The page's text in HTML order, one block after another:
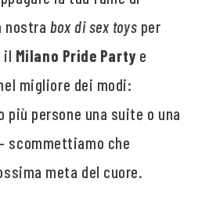
nostra box di sex toys per
il Milano Pride Partye
migliore dei modi:
più persone una suite o una
scommettiamo che
meta del cuore.